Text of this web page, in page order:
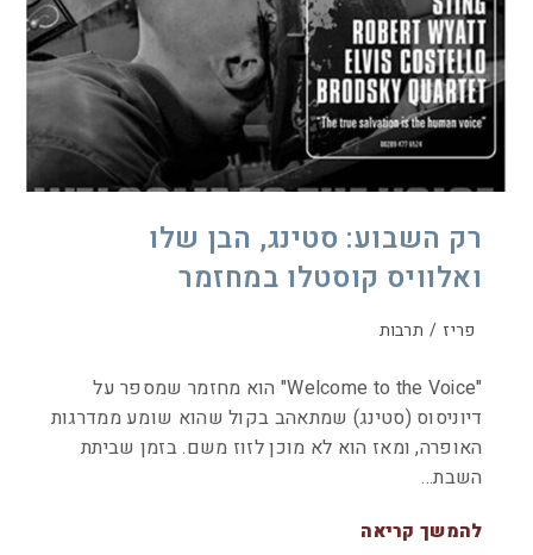
רק השבוע: סטינג, הבן שלו
ואלוויס קוסטלו במחזמר
פריז / תרבות
"Welcome to the Voice" הוא מחזמר שמספר על
דיוניסוס (סטינג) שמתאהב בקול שהוא שומע ממדרגות
האופרה, ומאז הוא לא מוכן לזוז משם. בזמן שביתת
השבת…
להמשך קריאה